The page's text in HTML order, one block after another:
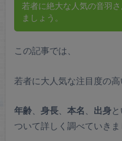
若者に絶大な人気の音羽
ましょう。
この記事では、
若者に大人気な注目度の高
年齢、 身長、 本名 出身と
ついて詳しく調べていきま